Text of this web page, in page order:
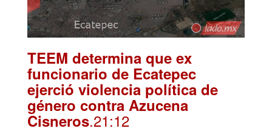
TEEM determina que ex
funcionario de Ecatepec
ejerció violencia política de
género contra Azucena
Cisneros.21:12